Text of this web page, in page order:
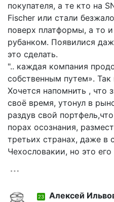
покупателя, а те кто на
Fischer или стали
поверх платформы, а то
рубанком. Появилися
это сделать.
".. каждая компания
собственным путем».
Хочется напомнить , что
своё время, утонул в
раздув свой
порах осознания,
третьих странах, даже в
Чехословакии, но это
23 Алексей